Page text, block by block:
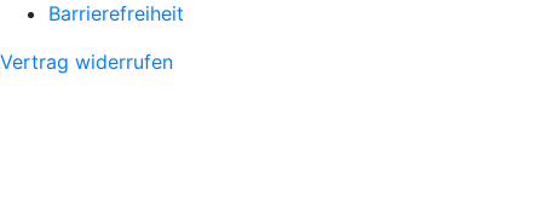
Barrierefreiheit
Vertrag widerrufen